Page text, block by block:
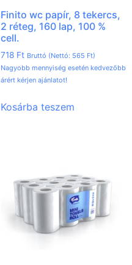
Finito wc papír, 8 tekercs,
2 réteg, 160 lap, 100 %
cell.
718 Ft Bruttó (Nettó: 565 Ft)
Nagyobb mennyiség esetén kedvezőbb
árért kérjen ajánlatot!
Kosárba teszem